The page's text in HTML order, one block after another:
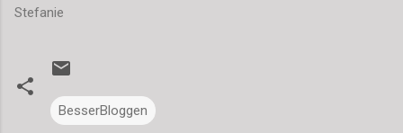
Stefanie
BesserBloggen